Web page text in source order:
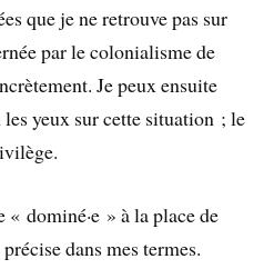
que je ne retrouve pas sur
par le colonialisme de
Je peux ensuite
yeux sur cette situation ; le
dominé·e » à la place de
dans mes termes.